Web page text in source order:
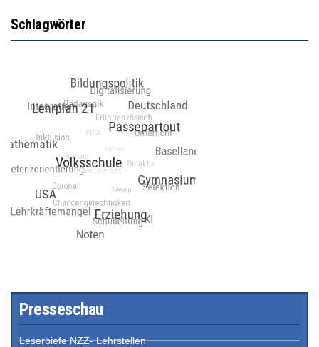
Schlagwörter
Presseschau
Leserbiefe NZZ- Lehrstellen